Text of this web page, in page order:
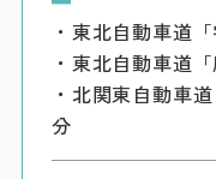
・東北自動車道
・東北自動車道
・北関東自動車
分